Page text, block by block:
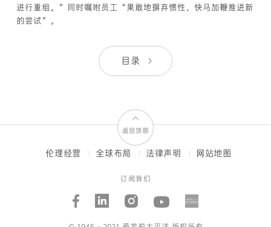
进行重组。”同时嘱咐员工“果敢地摒弃惯性，快马加鞭推进新
的尝试”。
目录
返回顶部
FOOTER伦理经营 全球布局 法律声明 网站地图
订阅我们
Facebook
Linked_in
Instagram
Youtube